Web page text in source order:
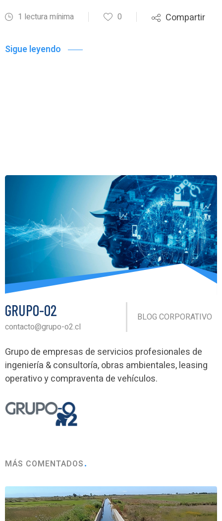
1 lectura mínima 0 Compartir
Sigue leyendo
GRUPO-O2
contacto@grupo-o2.cl
BLOG CORPORATIVO
Grupo de empresas de servicios profesionales de
ingeniería & consultoría, obras ambientales, leasing
operativo y compraventa de vehículos.
MÁS COMENTADOS